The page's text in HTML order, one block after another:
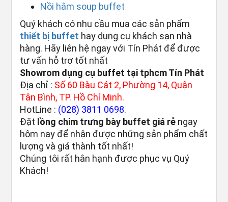
Nồi hâm soup buffet
Quý khách có nhu cầu mua các sản phẩm
thiết bị buffet hay dụng cụ khách sạn nhà
hàng. Hãy liên hệ ngay với Tín Phát để được
tư vấn hỗ trợ tốt nhất
Showrom dụng cụ buffet tại tphcm Tín Phát
Địa chỉ : Số 60 Bàu Cát 2, Phường 14, Quận
Tân Bình, TP. Hồ Chí Minh.
HotLine : (028) 3811 0698.
Đặt lồng chim trưng bày buffet giá rẻ ngay
hôm nay để nhận được những sản phẩm chất
lượng và giá thành tốt nhất!
Chúng tôi rất hân hạnh được phục vụ Quý
Khách!